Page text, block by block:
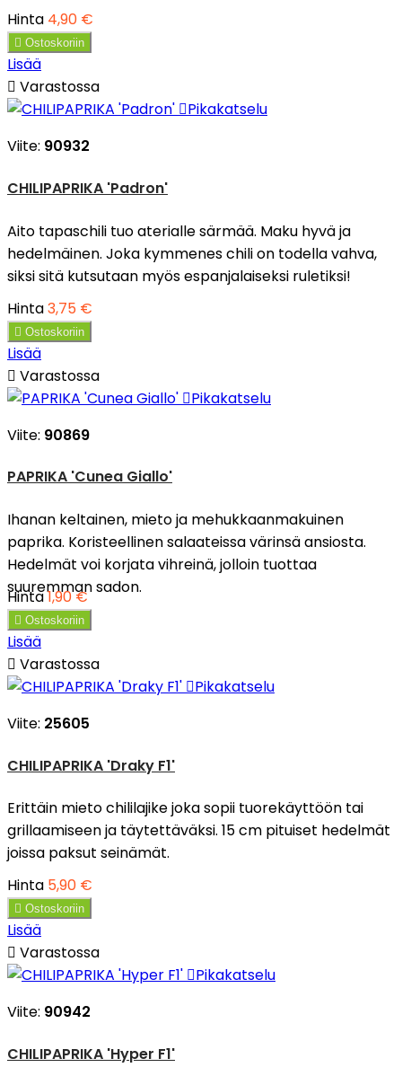
Hinta 4,90 €
 Ostoskoriin
Lisää
 Varastossa
Pikakatselu
Viite: 90932
CHILIPAPRIKA 'Padron'
Aito tapaschili tuo aterialle särmää. Maku hyvä ja
hedelmäinen. Joka kymmenes chili on todella vahva,
siksi sitä kutsutaan myös espanjalaiseksi ruletiksi!
Hinta3,75 €
 Ostoskoriin
Lisää
 Varastossa
Pikakatselu
Viite: 90869
PAPRIKA 'Cunea Giallo'
Ihanan keltainen, mieto ja mehukkaanmakuinen
paprika. Koristeellinen salaateissa värinsä ansiosta.
Hedelmät voi korjata vihreinä, jolloin tuottaa
suuremman sadon.
Hinta1,90 €
 Ostoskoriin
Lisää
 Varastossa
Pikakatselu
Viite: 25605
CHILIPAPRIKA 'Draky F1'
Erittäin mieto chililajike joka sopii tuorekäyttöön tai
grillaamiseen ja täytettäväksi. 15 cm pituiset hedelmät
joissa paksut seinämät.
Hinta 5,90 €
 Ostoskoriin
Lisää
 Varastossa
Pikakatselu
Viite: 90942
CHILIPAPRIKA 'Hyper F1'